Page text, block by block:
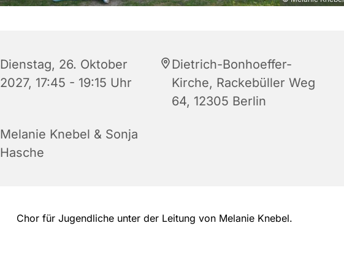
Dienstag, 26. Oktober
2027, 17:45 - 19:15 Uhr
Dietrich-Bonhoeffer-
Kirche, Rackebüller Weg
64, 12305 Berlin
Melanie Knebel & Sonja
Hasche
Chor für Jugendliche unter der Leitung von Melanie Knebel.